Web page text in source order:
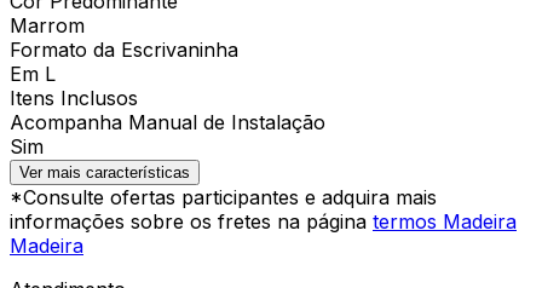
Marrom
Formato da Escrivaninha
Em L
Itens Inclusos
Acompanha Manual de Instalação
Sim
Ver mais características
*Consulte ofertas participantes e adquira mais
informações sobre os fretes na página termos Madeira
Madeira